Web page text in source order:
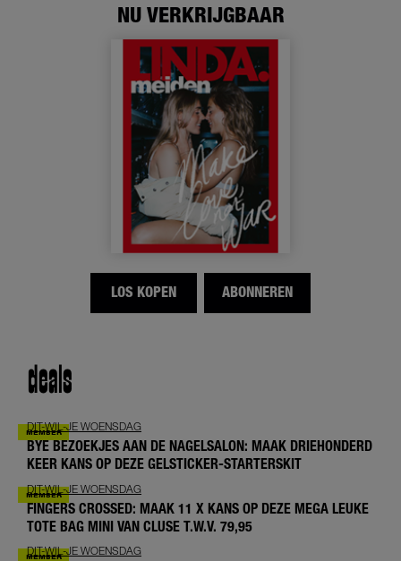
NU VERKRIJGBAAR
LOS KOPEN ABONNEREN
deals
DIT-WIL-JE WOENSDAG
BYE BEZOEKJES AAN DE NAGELSALON: MAAK DRIEHONDERD
KEER KANS OP DEZE GELSTICKER-STARTERSKIT
DIT-WIL-JE WOENSDAG
FINGERS CROSSED: MAAK 11 X KANS OP DEZE MEGA LEUKE
TOTE BAG MINI VAN CLUSE T.W.V. 79,95
DIT-WIL-JE WOENSDAG